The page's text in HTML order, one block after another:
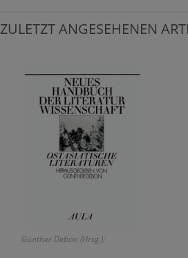
ZULETZT ANGESEHENEN
Günther Debon (Hrsg.):